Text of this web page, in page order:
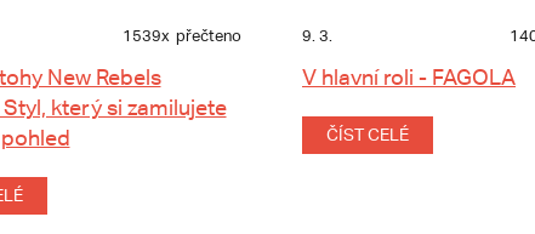
1539x přečteno
New Rebels
který si zamilujete
9. 3.
V hlavní roli - FAGOLA
ČÍST CELÉ